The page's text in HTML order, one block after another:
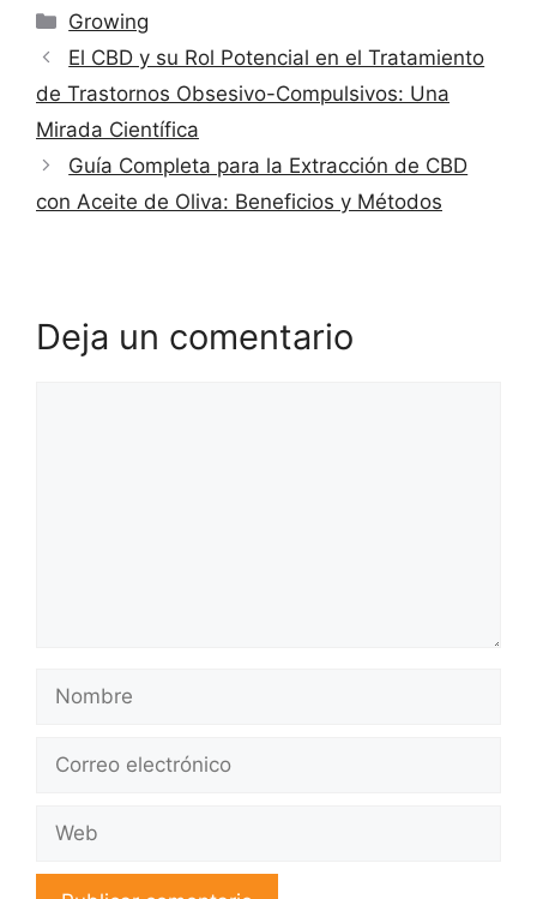
Categorías
Growing
El CBD y su Rol Potencial en el Tratamiento
de Trastornos Obsesivo-Compulsivos: Una
Mirada Científica
Guía Completa para la Extracción de CBD
con Aceite de Oliva: Beneficios y Métodos
Deja un comentario
Nombre
Correo
Web